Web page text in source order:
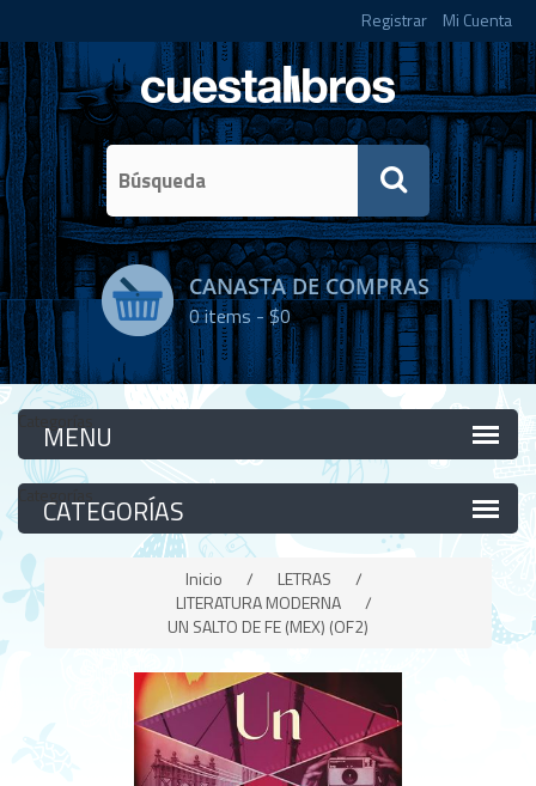
Registrar Mi Cuenta
CANASTA DE COMPRAS
0items -$0
Categorías
Categorías
Inicio / LETRAS
/
LITERATURA MODERNA
/
UN SALTO DE FE (MEX) (OF2)